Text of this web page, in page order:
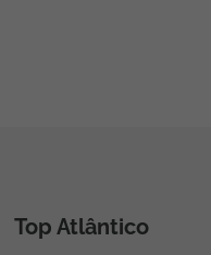
Top Atlântico